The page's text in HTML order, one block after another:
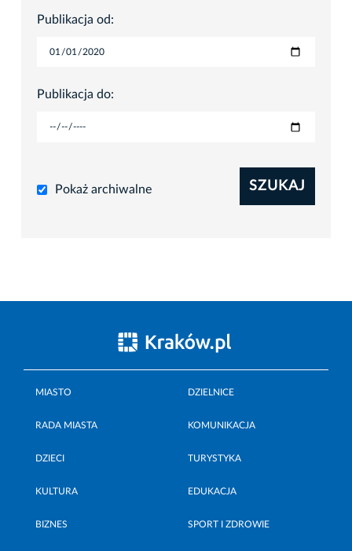
Publikacja od:
Publikacja do:
Pokaż archiwalne SZUKAJ
MIASTO DZIELNICE
RADA MIASTA KOMUNIKACJA
DZIECI TURYSTYKA
KULTURA EDUKACJA
BIZNES SPORT I ZDROWIE